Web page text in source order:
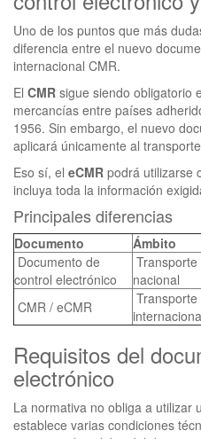
Uno de los puntos que más
diferencia entre el nuevo
internacional CMR.
El CMR sigue siendo obligatorio
mercancías entre países
1956. Sin embargo, el nuevo
aplicará únicamente al
Eso sí, el eCMR podrá utilizarse
incluya toda la información
Principales diferencias
Documento Ámbito
Documento de
control electrónico
Transporte
nacional
CMR / eCMR
Transporte
Requisitos del
electrónico
La normativa no obliga a utilizar
establece varias condiciones